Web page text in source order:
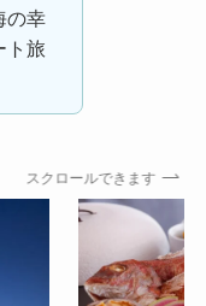
の幸
ト旅
スクロールできます